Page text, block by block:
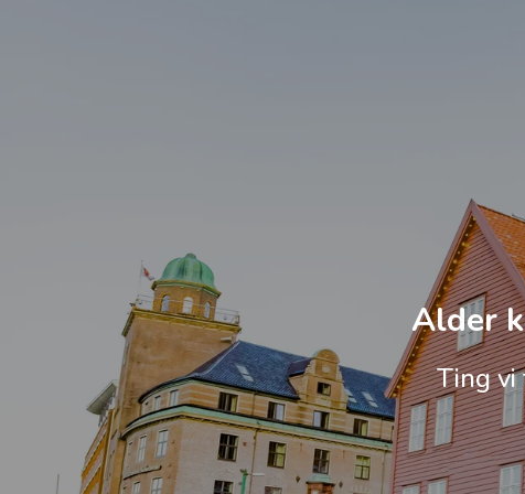
Alder
Ting vi